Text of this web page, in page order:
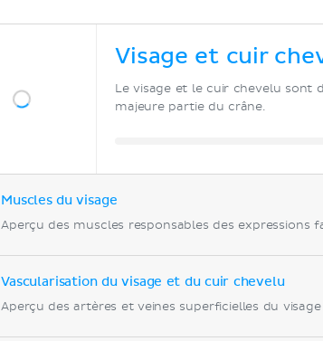
Visage et cuir
Le visage et le cuir chevelu sont
majeure partie du crâne.
Muscles du visage
Aperçu des muscles responsables des expressions
Vascularisation du visage et du cuir chevelu
Aperçu des artères et veines superficielles du